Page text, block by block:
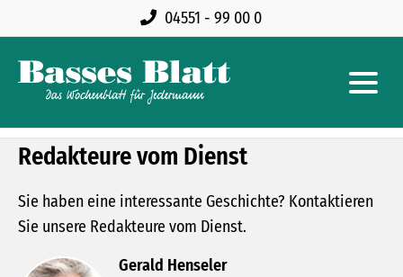
04551 - 99 00 0
Redakteure vom Dienst
Sie haben eine interessante Geschichte? Kontaktieren
Sie unsere Redakteure vom Dienst.
Gerald Henseler